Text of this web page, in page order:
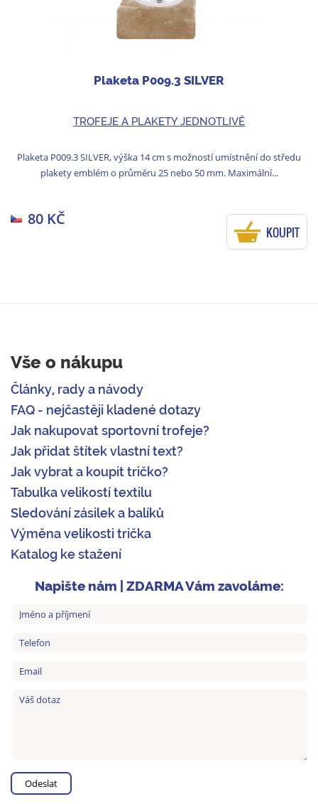
Plaketa P009.3 SILVER
TROFEJE A PLAKETY JEDNOTLIVĚ
Plaketa P009.3 SILVER, výška 14 cm s možností umístnění do středu
plakety emblém o průměru 25 nebo 50 mm. Maximální...
80 KČ
KOUPIT
Vše o nákupu
Články, rady a návody
FAQ - nejčastěji kladené dotazy
Jak nakupovat sportovní trofeje?
Jak přidat štítek vlastní text?
Jak vybrat a koupit tričko?
Tabulka velikostí textilu
Sledování zásilek a balíků
Výměna velikosti trička
Katalog ke stažení
Napište nám | ZDARMA Vám zavoláme: